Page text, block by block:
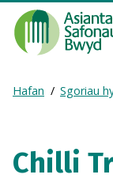
Food
Standards
Agency
Frontpage
Breadcrumb
Expand
breadcrumb
Hafan Sgoriau
Chilli